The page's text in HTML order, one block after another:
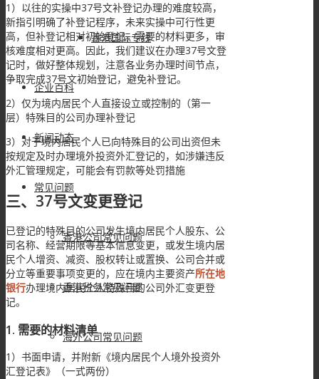
香港国际专线
企业百科
新闻动态
常见问题
香港公司常见问题
香港税务常见问题
海外公司常见问题
1）以往的实操中37号文补登记办理的难度较高，
新指引明确了补登记程序，未来实操中可行性更
高，但补登记相对初始登记，需要的材料更多，审
核难度相对更高。因此，我们建议在办理37号文登
记时，做好整体规划，注意各业务办理时间节点，
争取完成37号文初始登记，避免补登记。
2）仅为境内居民个人直接设立或控制的（第一
层）特殊目的公司办理补登记
3）对于境内居民个人已向特殊目的公司出资但未
按规定及时办理境外投资外汇登记的，如涉嫌违反
外汇管理规定，可能会有罚款等处罚措施
三、37号文变更登记
已登记的特殊目的公司发生境内居民个人股东、公
司名称、经营期限等基本信息变更，或发生境内居
民个人增资、减资、股权转让或置换、公司合并或
分立等重要事项变更的，应在境内主要资产所在地
银行办理境内居民个人特殊目的公司外汇变更登
记。
1. 需要的材料清单
1）书面申请，并附新《境内居民个人境外投资外
汇登记表》（一式两份）